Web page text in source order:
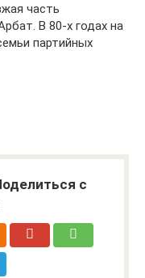
часть
В 80-х годах на
партийных
с